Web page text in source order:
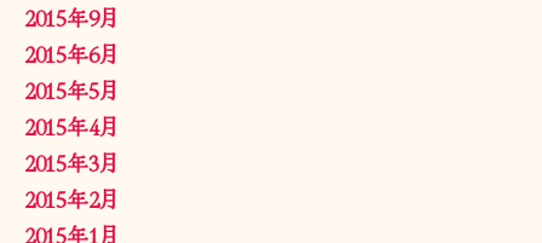
2015年9月
2015年6月
2015年5月
2015年4月
2015年3月
2015年2月
2015年1月